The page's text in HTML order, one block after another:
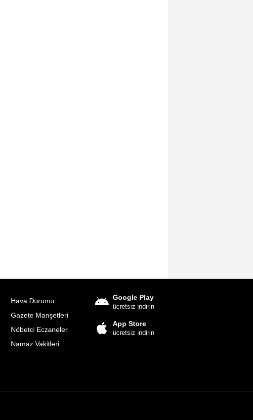
Hava Durumu
Gazete Manşetleri
Nöbetci Eczaneler
Namaz Vakitleri
Google Play
ücretsiz indirin
App Store
ücretsiz indirin